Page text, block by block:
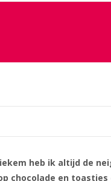
heb ik altijd de
chocolade en toastjes